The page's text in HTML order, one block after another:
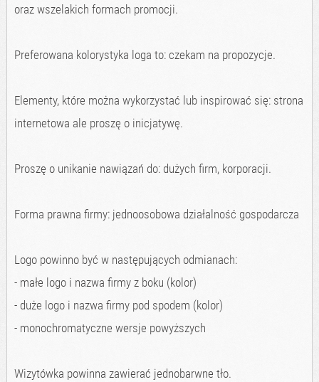
oraz wszelakich formach promocji.
Preferowana kolorystyka loga to: czekam na propozycje.
Elementy, które można wykorzystać lub inspirować się: strona
internetowa ale proszę o inicjatywę.
Proszę o unikanie nawiązań do: dużych firm, korporacji.
Forma prawna firmy: jednoosobowa działalność gospodarcza
Logo powinno być w następujących odmianach:
- małe logo i nazwa firmy z boku (kolor)
- duże logo i nazwa firmy pod spodem (kolor)
- monochromatyczne wersje powyższych
Wizytówka powinna zawierać jednobarwne tło.